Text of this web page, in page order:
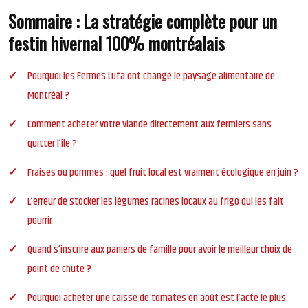
Sommaire : La stratégie complète pour un
festin hivernal 100% montréalais
Pourquoi les Fermes Lufa ont changé le paysage alimentaire de
Montréal ?
Comment acheter votre viande directement aux fermiers sans
quitter l’île ?
Fraises ou pommes : quel fruit local est vraiment écologique en juin ?
L’erreur de stocker les légumes racines locaux au frigo qui les fait
pourrir
Quand s’inscrire aux paniers de famille pour avoir le meilleur choix de
point de chute ?
Pourquoi acheter une caisse de tomates en août est l’acte le plus